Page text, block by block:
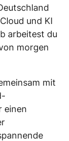
und KI
arbeitest du
morgen
mit
einen